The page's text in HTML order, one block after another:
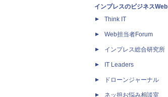
インプレスのビジネスWeb
Think IT
Web担当者Forum
インプレス総合研究所
IT Leaders
ドローンジャーナル
ネッ担お悩み相談室